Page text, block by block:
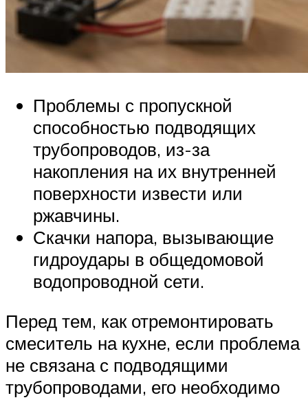
Проблемы с пропускной
способностью подводящих
трубопроводов, из-за
накопления на их внутренней
поверхности извести или
ржавчины.
Скачки напора, вызывающие
гидроудары в общедомовой
водопроводной сети.
Перед тем, как отремонтировать
смеситель на кухне, если проблема
не связана с подводящими
трубопроводами, его необходимо